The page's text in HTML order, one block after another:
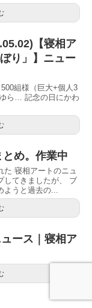
【寝相ア
り」】ニュー
組様（巨大+個人3
ら… 記念の日にかわ
め。作業中
寝相アートのニュ
してきましたが、 ブ
うと過去の...
ース｜寝相ア